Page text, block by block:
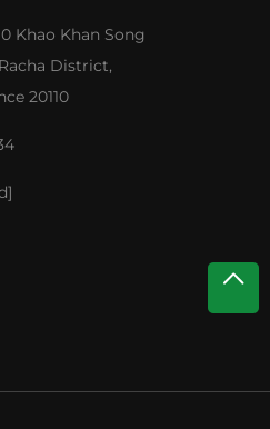
Khao Khan Song
District,
20110